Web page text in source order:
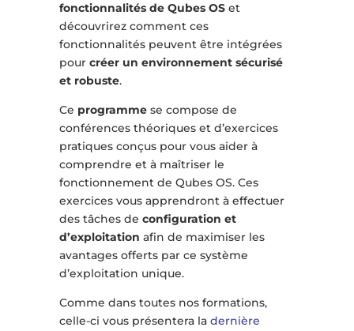
fonctionnalités de Qubes OSet
découvrirez comment ces
fonctionnalités peuvent être intégrées
pour créer un environnement sécurisé
et robuste.
Ce programme se compose de
conférences théoriques et d’exercices
pratiques conçus pour vous aider à
comprendre et à maîtriser le
fonctionnement de Qubes OS. Ces
exercices vous apprendront à effectuer
des tâches de configuration et
d’exploitation afin de maximiser les
avantages offerts par ce système
d’exploitation unique.
Comme dans toutes nos formations,
celle-ci vous présentera ladernière